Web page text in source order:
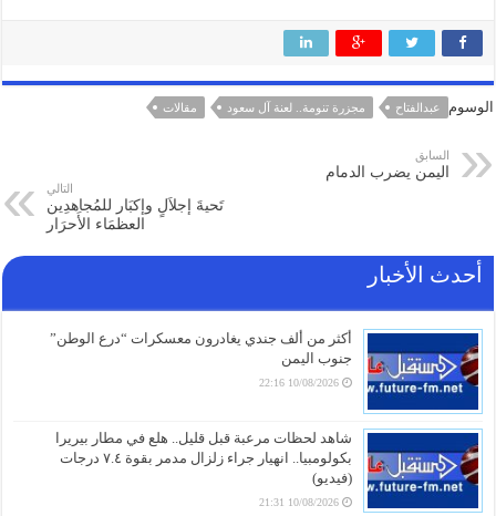
الوسوم عبدالفتاح مجزرة تنومة.. لعنة آل سعود مقالات
السابق
اليمن يضرب الدمام
التالي
تَحيةَ إجلاَلٍ وإكبَار للمُجاهدِين
العظمَاء الأَحرَار
أحدث الأخبار
أكثر من ألف جندي يغادرون معسكرات “درع الوطن”
جنوب اليمن
10/08/2026 22:16
شاهد لحظات مرعبة قبل قليل.. هلع في مطار بيريرا
بكولومبيا.. انهيار جراء زلزال مدمر بقوة ٧.٤ درجات
(فيديو)
10/08/2026 21:31